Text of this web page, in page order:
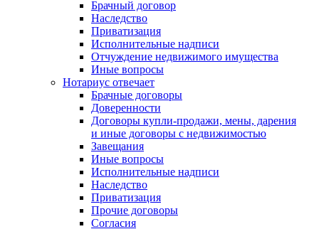
Брачный договор
Наследство
Приватизация
Исполнительные надписи
Отчуждение недвижимого имущества
Иные вопросы
Нотариус отвечает
Брачные договоры
Доверенности
Договоры купли-продажи, мены, дарения
и иные договоры с недвижимостью
Завещания
Иные вопросы
Исполнительные надписи
Наследство
Приватизация
Прочие договоры
Согласия